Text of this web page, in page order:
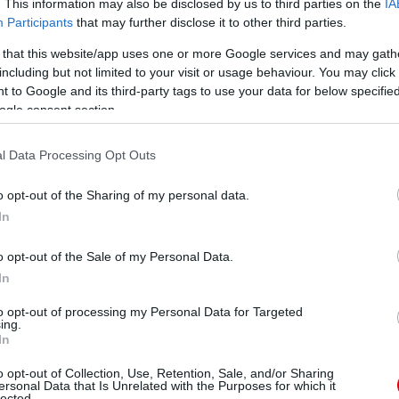
This information may also be disclosed by us to third parties on the
Participants that may further disclose it to other third parties.
that this website/app uses one or more Google services and may
but not limited to your visit or usage behaviour. You may
to Google and its third-party tags to use your data for below
consent section.
Data Processing Opt Outs
opt-out of the Sharing of my personal data.
opt-out of the Sale of my Personal Data.
opt-out of processing my Personal Data for Targeted
opt-out of Collection, Use, Retention, Sale, and/or Sharing
Data that Is Unrelated with the Purposes for which it
on is!
ésiOS-re!
működését!